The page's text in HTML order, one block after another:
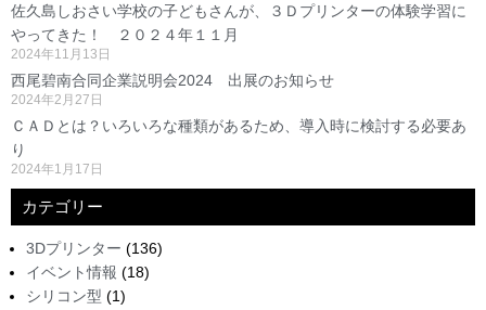
佐久島しおさい学校の子どもさんが、３Ｄプリンターの体験学習に
やってきた！ ２０２４年１１月
2024年11月13日
西尾碧南合同企業説明会2024 出展のお知らせ
2024年2月27日
ＣＡＤとは？いろいろな種類があるため、導入時に検討する必要あ
り
2024年1月17日
カテゴリー
3Dプリンター (136)
イベント情報 (18)
シリコン型 (1)